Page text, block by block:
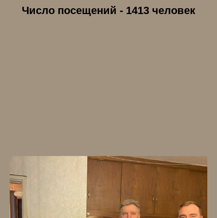
Число посещений - 1413 человек